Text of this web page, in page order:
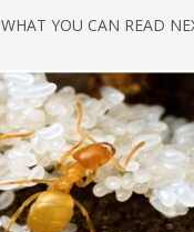
WHAT YOU CAN READ